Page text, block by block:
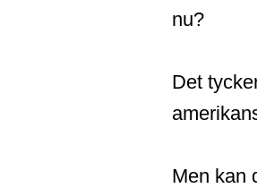
nu?
Det
Men kan